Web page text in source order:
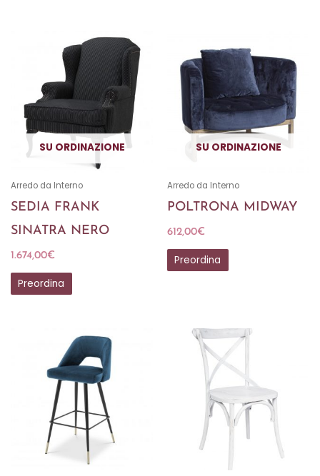
SU ORDINAZIONE
Arredo da Interno
SEDIA FRANK
SINATRA NERO
1.674,00€
Preordina
SU ORDINAZIONE
Arredo da Interno
POLTRONA MIDWAY
612,00€
Preordina